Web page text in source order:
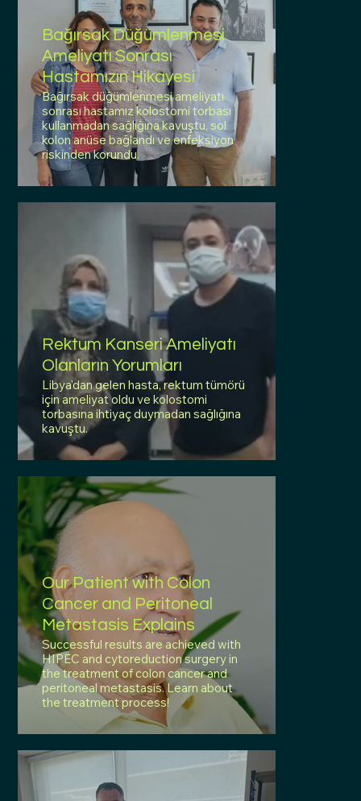
Bağırsak Düğümlenmesi
Ameliyatı Sonrası
Hastamızın Hikayesi
Bağırsak düğümlenmesi ameliyatı
sonrası hastamız kolostomi torbası
kullanmadan sağlığına kavuştu, sol
kolon anüse bağlandı ve enfeksiyon
riskinden korundu.
Rektum Kanseri Ameliyatı
Olanların Yorumları
Libya'dan gelen hasta, rektum tümörü
için ameliyat oldu ve kolostomi
torbasına ihtiyaç duymadan sağlığına
kavuştu.
Our Patient with Colon
Cancer and Peritoneal
Metastasis Explains
Successful results are achieved with
HIPEC and cytoreduction surgery in
the treatment of colon cancer and
peritoneal metastasis. Learn about
the treatment process!